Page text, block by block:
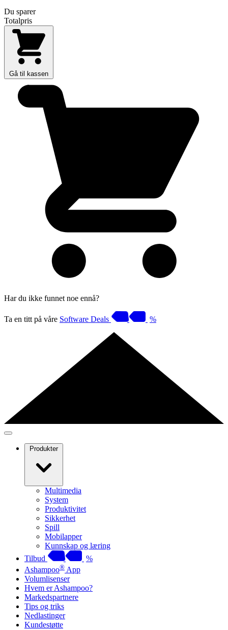
Du sparer
Totalpris
Gå til kassen
Har du ikke funnet noe ennå?
Ta en titt på våre Software Deals %
Produkter
Multimedia
System
Produktivitet
Sikkerhet
Spill
Mobilapper
Kunnskap og læring
Tilbud
%
Ashampoo® App
Volumlisenser
Hvem er Ashampoo?
Markedspartnere
Tips og triks
Nedlastinger
Kundestøtte